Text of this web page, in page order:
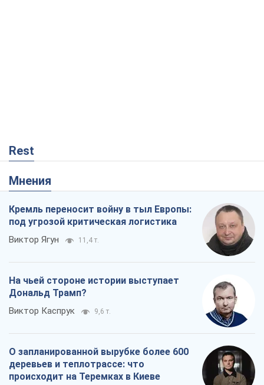
Rest
Мнения
Кремль переносит войну в тыл Европы:
под угрозой критическая логистика
Виктор Ягун 11,4 т.
На чьей стороне истории выступает
Дональд Трамп?
Виктор Каспрук 9,6 т.
О запланированной вырубке более 600
деревьев и теплотрассе: что
происходит на Теремках в Киеве